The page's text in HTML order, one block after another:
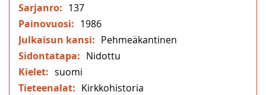
137
1986
Pehmeäkantinen
Nidottu
suomi
Kirkkohistoria